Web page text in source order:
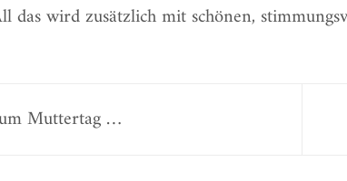
das wird zusätzlich mit schönen,
Muttertag …